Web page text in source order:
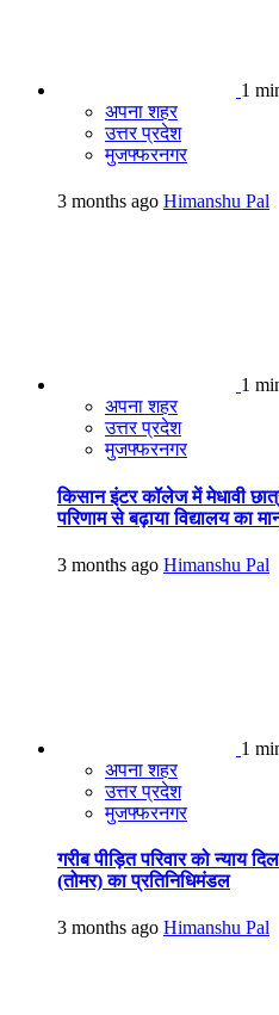
1
अपना शहर
उत्तर प्रदेश
मुजफ्फरनगर
3 months ago Himanshu Pal
1
अपना शहर
उत्तर प्रदेश
मुजफ्फरनगर
किसान इंटर कॉलेज में मेधावी
परिणाम से बढ़ाया विद्यालय का
3 months ago Himanshu Pal
1
अपना शहर
उत्तर प्रदेश
मुजफ्फरनगर
गरीब पीड़ित परिवार को न्याय
(तोमर) का प्रतिनिधिमंडल
3 months ago Himanshu Pal